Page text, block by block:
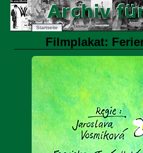
Startseite
Filmplakat: